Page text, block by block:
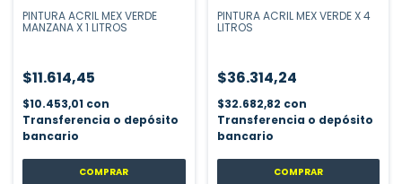
PINTURA ACRIL MEX VERDE
MANZANA X 1 LITROS
$11.614,45
$10.453,01 con
Transferencia o depósito
bancario
PINTURA ACRIL MEX VERDE X 4
LITROS
$36.314,24
$32.682,82 con
Transferencia o depósito
bancario